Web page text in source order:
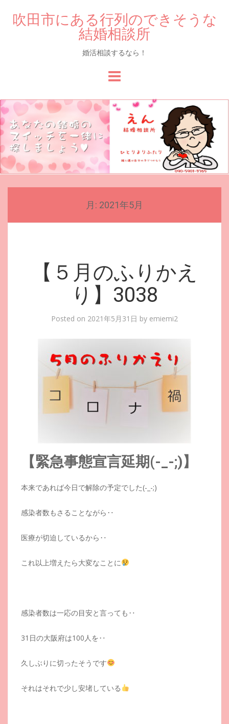
吹田市にある行列のできそうな
結婚相談所
婚活相談するなら！
to
content
月: 2021年5月
【５月のふりかえ
り】3038
Posted on 2021年5月31日 by emiemi2
【緊急事態宣言延期(-_-;)】
本来であれば今日で解除の予定でした(-_-;)
感染者数もさることながら‥
医療が切迫しているから‥
これ以上増えたら大変なことに
感染者数は一応の目安と言っても‥
31日の大阪府は100人を‥
久しぶりに切ったそうです
それはそれで少し安堵している